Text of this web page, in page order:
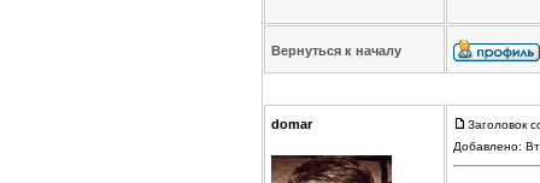
Вернуться к началу
domar
Заголовок
Добавлено: